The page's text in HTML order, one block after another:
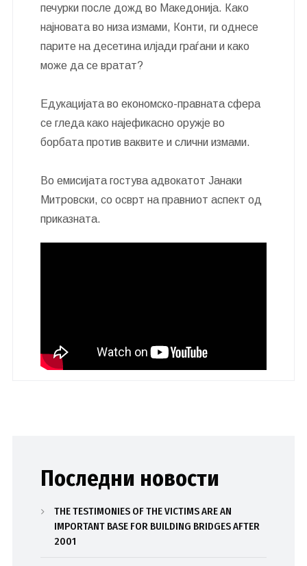
печурки после дожд во Македонија. Како
најновата во низа измами, Конти, ги однесе
парите на десетина илјади граѓани и како
може да се вратат?
Едукацијата во економско-правната сфера
се гледа како најефикасно оружје во
борбата против ваквите и слични измами.
Во емисијата гостува адвокатот Јанаки
Митровски, со осврт на правниот аспект од
приказната.
Последни новости
THE TESTIMONIES OF THE VICTIMS ARE AN
IMPORTANT BASE FOR BUILDING BRIDGES AFTER
2001